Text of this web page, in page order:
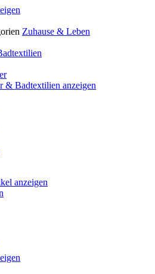
Zuhause & Leben
& Badtextilien anzeigen
anzeigen